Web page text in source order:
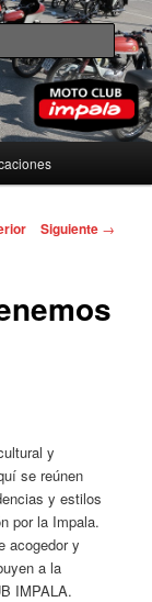
Siguiente →
y
se reúnen
y estilos
por la Impala.
acogedor y
a la
IMPALA.